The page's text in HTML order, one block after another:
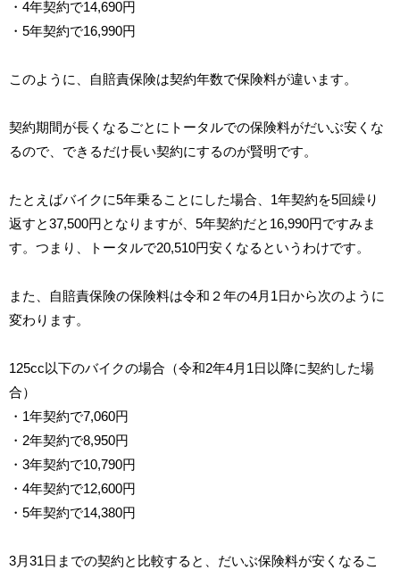
・4年契約で14,690円
・5年契約で16,990円
このように、自賠責保険は契約年数で保険料が違います。
契約期間が長くなるごとにトータルでの保険料がだいぶ安くな
るので、できるだけ長い契約にするのが賢明です。
たとえばバイクに5年乗ることにした場合、1年契約を5回繰り
返すと37,500円となりますが、5年契約だと16,990円ですみま
す。つまり、トータルで20,510円安くなるというわけです。
また、自賠責保険の保険料は令和２年の4月1日から次のように
変わります。
125cc以下のバイクの場合（令和2年4月1日以降に契約した場
合）
・1年契約で7,060円
・2年契約で8,950円
・3年契約で10,790円
・4年契約で12,600円
・5年契約で14,380円
3月31日までの契約と比較すると、だいぶ保険料が安くなるこ